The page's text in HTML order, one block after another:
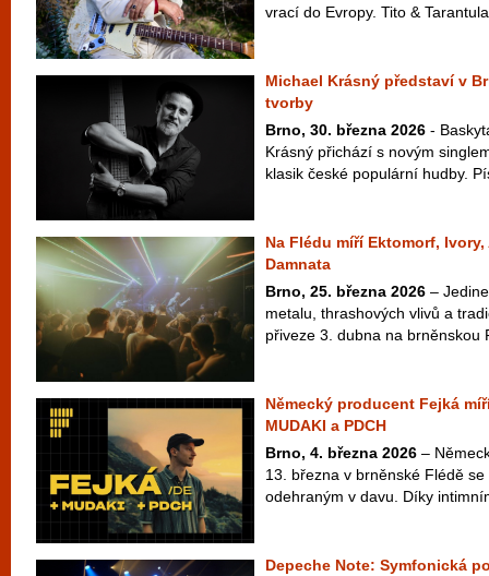
vrací do Evropy. Tito &
Michael Krásný představí v
tvorby
Brno, 30. března 2026 -
Krásný přichází s novým
klasik české populární hudby.
Na Flédu míří Ektomorf,
Damnata
Brno, 25. března 2026 –
metalu, thrashových vlivů a
přiveze 3. dubna na brněnskou
Německý producent Fejká
MUDAKI a PDCH
Brno, 4. března 2026 –
13. března v brněnské Flédě
odehraným v davu. Díky
Depeche Note: Symfonická